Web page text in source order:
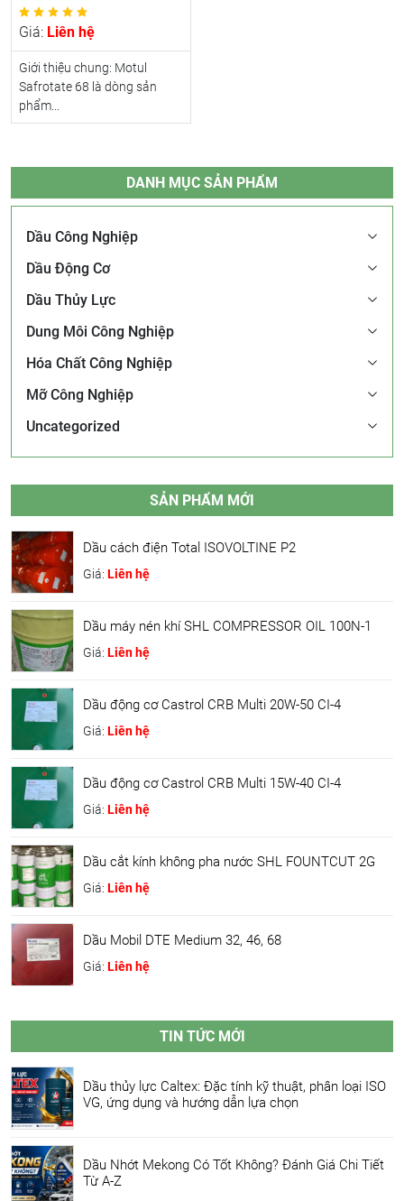
Giá: Liên hệ
Giới thiệu chung: Motul
Safrotate 68 là dòng sản
phẩm...
DANH MỤC SẢN PHẨM
Dầu Công Nghiệp
Dầu Động Cơ
Dầu Thủy Lực
Dung Môi Công Nghiệp
Hóa Chất Công Nghiệp
Mỡ Công Nghiệp
Uncategorized
SẢN PHẨM MỚI
Dầu cách điện Total ISOVOLTINE P2
Giá: Liên hệ
Dầu máy nén khí SHL COMPRESSOR OIL 100N-1
Giá: Liên hệ
Dầu động cơ Castrol CRB Multi 20W-50 CI-4
Giá: Liên hệ
Dầu động cơ Castrol CRB Multi 15W-40 CI-4
Giá: Liên hệ
Dầu cắt kính không pha nước SHL FOUNTCUT 2G
Giá: Liên hệ
Dầu Mobil DTE Medium 32, 46, 68
Giá: Liên hệ
TIN TỨC MỚI
Dầu thủy lực Caltex: Đặc tính kỹ thuật, phân loại ISO
VG, ứng dụng và hướng dẫn lựa chọn
Dầu Nhớt Mekong Có Tốt Không? Đánh Giá Chi Tiết
Từ A-Z